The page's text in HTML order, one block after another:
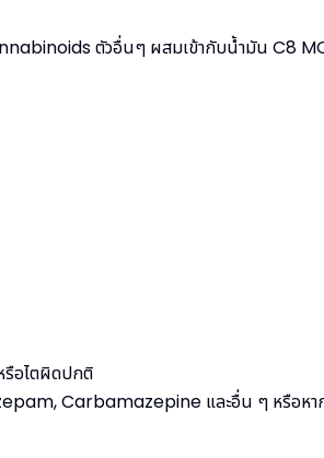
ตัวอื่นๆ ผสมเข้ากับน้ำมัน C8
รือไตผิดปกติ
Carbamazepine และอื่น ๆ หรือหาก